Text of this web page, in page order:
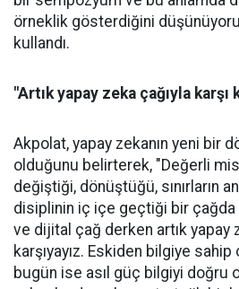
örneklik gösterdiğini
kullandı.
"Artık yapay zeka çağıyla karşı
Akpolat, yapay zekanın yeni bir
olduğunu belirterek, "Değerli
değiştiği, dönüştüğü, sınırların
disiplinin iç içe geçtiği bir çağda
ve dijital çağ derken artık yapay
karşıyayız. Eskiden bilgiye
bugün ise asıl güç bilgiyi doğru